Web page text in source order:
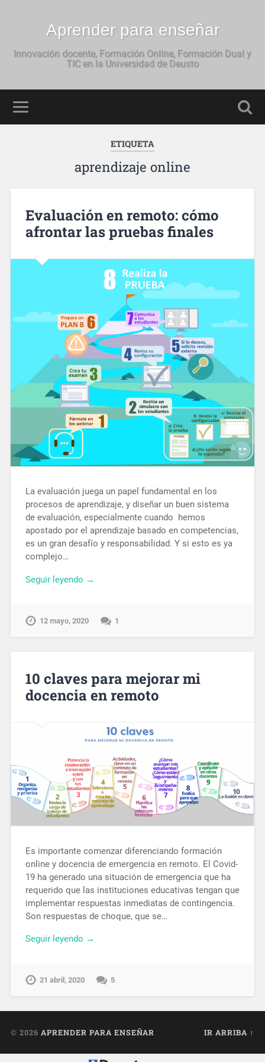
Aprender para enseñar
Innovación docente, Formación Online, Formación Dual y
TIC en la Universidad de Deusto
ETIQUETA
aprendizaje online
Evaluación en remoto: cómo
afrontar las pruebas finales
La evaluación juega un papel fundamental en los
procesos de aprendizaje, y diseñar un buen sistema
de evaluación, especialmente cuando hemos
apostado por el aprendizaje basado en competencias,
es un gran desafío y responsabilidad. Y si esto es ya
complejo…
Seguir leyendo →
12 mayo, 2020 1
10 claves para mejorar mi
docencia en remoto
Es importante comenzar diferenciando formación
online y docencia de emergencia en remoto. El Covid-
19 ha generado una situación de emergencia que ha
requerido que las instituciones educativas tengan que
implementar respuestas inmediatas de contingencia.
Son respuestas de choque, que se…
Seguir leyendo →
21 abril, 2020 5
© 2026 APRENDER PARA ENSEÑAR IR ARRIBA ↑